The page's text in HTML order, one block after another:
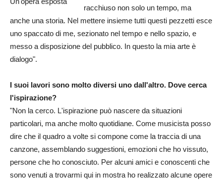
racchiuso non solo un tempo, ma
anche una storia. Nel mettere insieme tutti questi pezzetti esce
uno spaccato di me, sezionato nel tempo e nello spazio, e
messo a disposizione del pubblico. In questo la mia arte è
dialogo".
I suoi lavori sono molto diversi uno dall'altro. Dove cerca
l'ispirazione?
"Non la cerco. L'ispirazione può nascere da situazioni
particolari, ma anche molto quotidiane. Come musicista posso
dire che il quadro a volte si compone come la traccia di una
canzone, assemblando suggestioni, emozioni che ho vissuto,
persone che ho conosciuto. Per alcuni amici e conoscenti che
sono venuti a trovarmi qui in mostra ho realizzato alcune opere